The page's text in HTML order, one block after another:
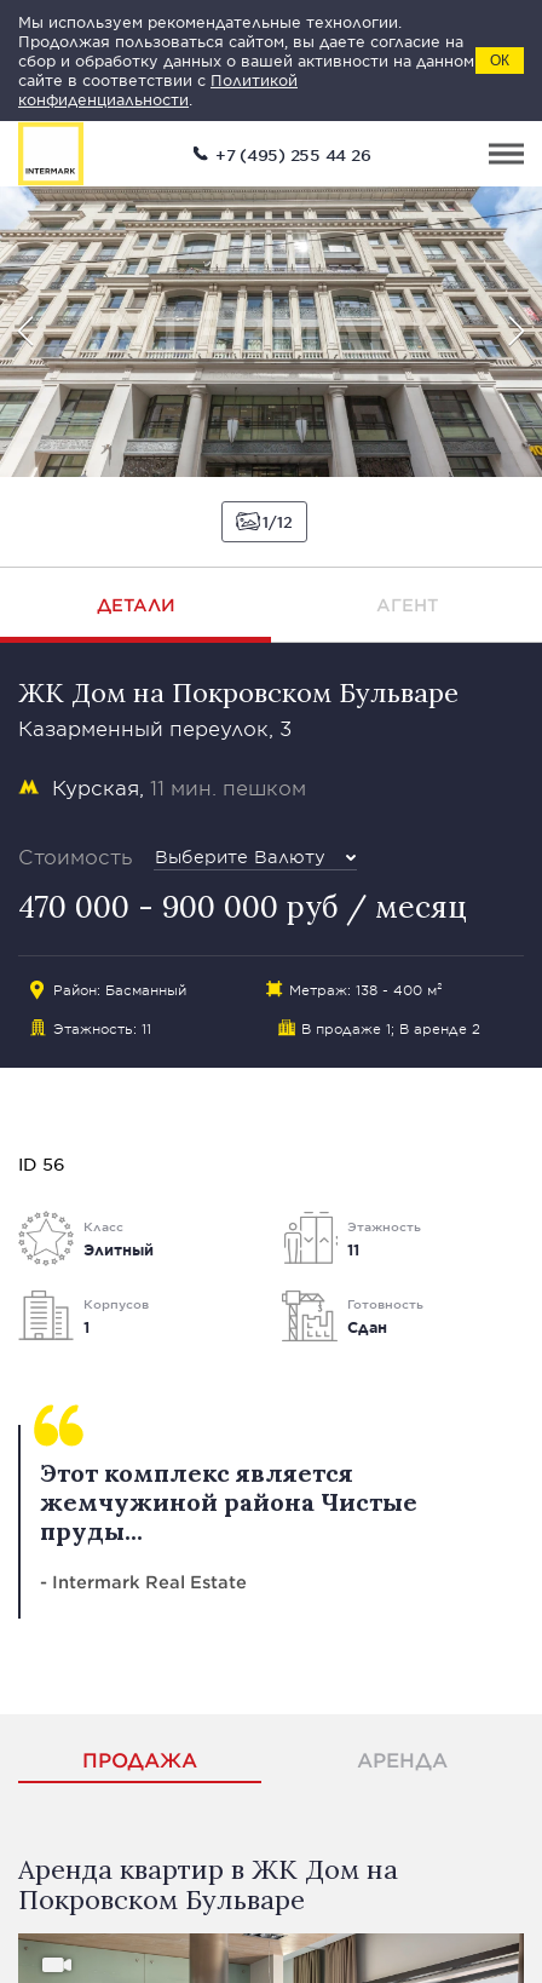
Мы используем рекомендательные технологии.
Продолжая пользоваться сайтом, вы даете согласие на
сбор и обработку данных о вашей активности на данном
сайте в соответствии с Политикой
конфиденциальности
ОК
+7 (495) 255 44 26
1 12
ДЕТАЛИ АГЕНТ
ЖК Дом на Покровском Бульваре
Казарменный переулок, 3
Курская 11 мин. пешком
Стоимость Выберите Валюту
470 000 - 900 000 руб / месяц
Район: Басманный Метраж: 138 - 400 м²
Этажность: 11 В продаже 1; В аренде 2
ID 56
Класс
Элитный
Этажность
11
Корпусов
1
Готовность
Сдан
Этот комплекс является
жемчужиной района Чистые
пруды...
- Intermark Real Estate
ПРОДАЖА АРЕНДА
Аренда квартир в ЖК Дом на
Покровском Бульваре